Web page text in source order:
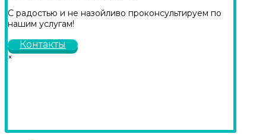
С радостью и не назойливо проконсультируем по
нашим услугам!
Контакты
×